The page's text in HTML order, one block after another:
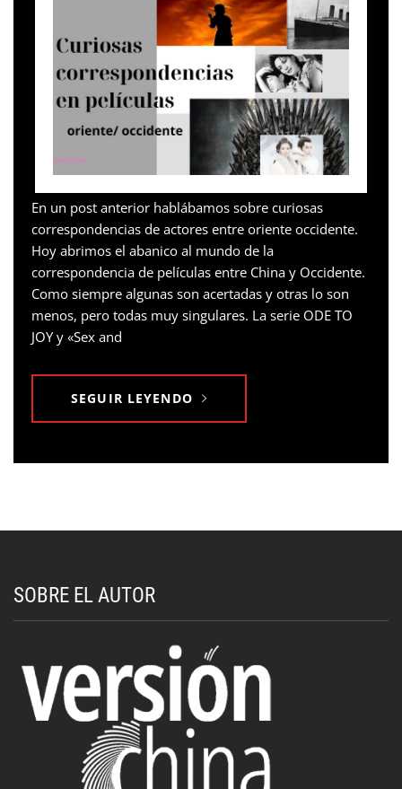
En un post anterior hablábamos sobre curiosas
correspondencias de actores entre oriente occidente.
Hoy abrimos el abanico al mundo de la
correspondencia de películas entre China y Occidente.
Como siempre algunas son acertadas y otras lo son
menos, pero todas muy singulares. La serie ODE TO
JOY y «Sex and
SEGUIR LEYENDO
SOBRE EL AUTOR